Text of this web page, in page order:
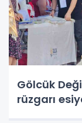
Gölcük
rüzgarı